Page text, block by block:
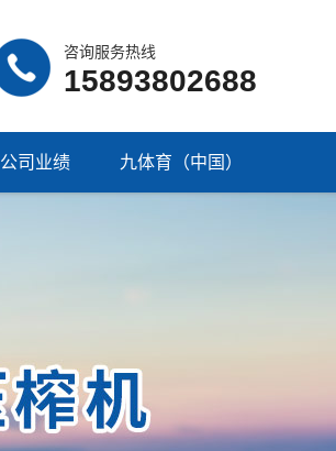
咨询服务热线
15893802688
公司业绩 九体育（中国）